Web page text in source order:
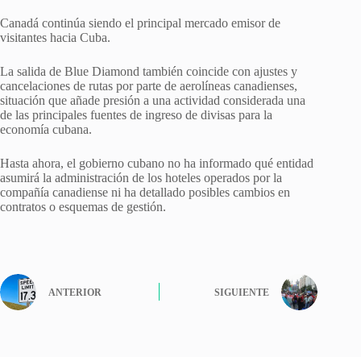
Canadá continúa siendo el principal mercado emisor de
visitantes hacia Cuba.
La salida de Blue Diamond también coincide con ajustes y
cancelaciones de rutas por parte de aerolíneas canadienses,
situación que añade presión a una actividad considerada una
de las principales fuentes de ingreso de divisas para la
economía cubana.
Hasta ahora, el gobierno cubano no ha informado qué entidad
asumirá la administración de los hoteles operados por la
compañía canadiense ni ha detallado posibles cambios en
contratos o esquemas de gestión.
ANTERIOR SIGUIENTE